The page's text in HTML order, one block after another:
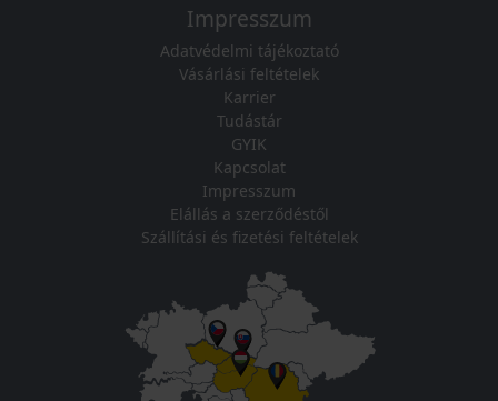
Impresszum
Adatvédelmi tájékoztató
Vásárlási feltételek
Karrier
Tudástár
GYIK
Kapcsolat
Impresszum
Elállás a szerződéstől
Szállítási és fizetési feltételek